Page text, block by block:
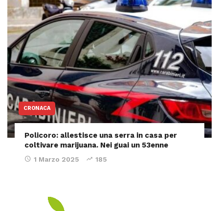
CRONACA
Policoro: allestisce una serra in casa per
coltivare marijuana. Nei guai un 53enne
1 Marzo 2025 185